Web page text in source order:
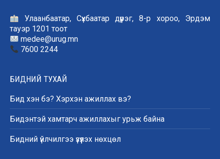
Улаанбаатар, Сүхбаатар дүүрэг, 8-р хороо, Эрдэм
тауэр 1201 тоот
medee@urug.mn
7600 2244
БИДНИЙ ТУХАЙ
Бид хэн бэ? Хэрхэн ажиллах вэ?
Бидэнтэй хамтарч ажиллахыг урьж байна
Бидний үйлчилгээ үзүүлэх нөхцөл